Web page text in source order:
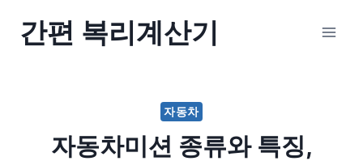
간편 복리계산기
자동차
자동차미션 종류와 특징,